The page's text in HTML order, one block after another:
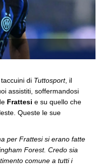
di Tuttosport, il
assistiti, soffermandosi
Frattesi e su quello che
Queste le sue
per Frattesi si erano fatte
Forest. Credo sia
comune a tutti i